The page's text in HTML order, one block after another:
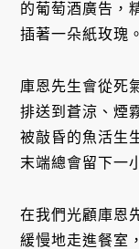
的葡萄酒廣告，
插著一朵紙玫瑰。
庫恩先生會從死
排送到蒼涼、煙
被敲昏的魚活生
末端總會留下一
在我們光顧庫恩
緩慢地走進餐室